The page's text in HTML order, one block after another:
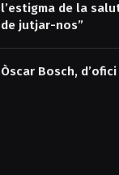
l’estigma de la
de jutjar-nos”
Òscar Bosch,